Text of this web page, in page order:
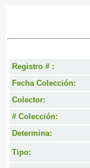
Registro # :
Fecha Colección:
Colector:
# Colección:
Determina:
Tipo: